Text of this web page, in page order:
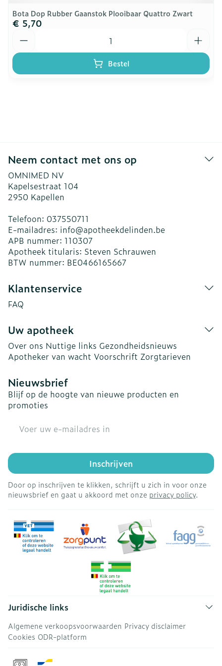
Bota Dop Rubber Gaanstok Plooibaar Quattro Zwart
€ 5,70
Bestel
Neem contact met ons op
OMNIMED NV
Kapelsestraat 104
2950 Kapellen
Telefoon: 037550711
E-mailadres: info@apotheekdelinden.be
APB nummer: 110307
Apotheek titularis: Steven Schrauwen
BTW nummer: BE0466165667
Klantenservice
FAQ
Uw apotheek
Over ons Nuttige links Gezondheidsnieuws
Apotheker van wacht Voorschrift Zorgtarieven
Nieuwsbrief
Blijf op de hoogte van nieuwe producten en
promoties
Inschrijven
Door op inschrijven te klikken, schrijft u zich in voor onze
nieuwsbrief en gaat u akkoord met onze privacy policy.
Juridische links
Algemene verkoopsvoorwaarden Privacy disclaimer
Cookies ODR-platform